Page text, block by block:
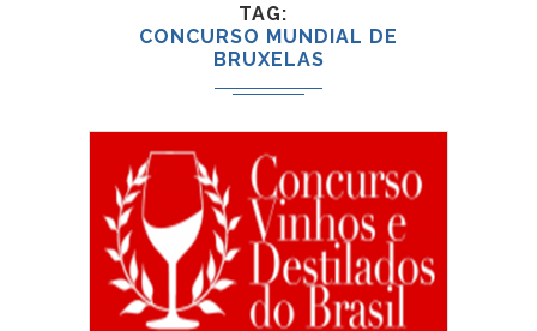
TAG
CONCURSO MUNDIAL DE
BRUXELAS